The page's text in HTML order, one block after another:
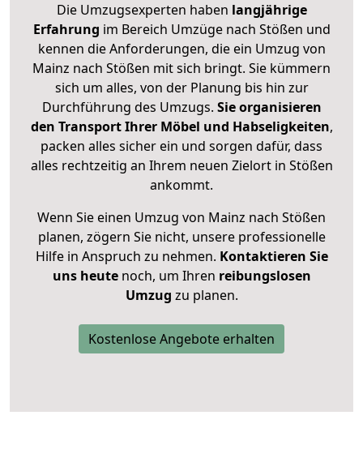
Die Umzugsexperten haben langjährige
Erfahrung im Bereich Umzüge nach Stößen und
kennen die Anforderungen, die ein Umzug von
Mainz nach Stößen mit sich bringt. Sie kümmern
sich um alles, von der Planung bis hin zur
Durchführung des Umzugs. Sie organisieren
den Transport Ihrer Möbel und Habseligkeiten,
packen alles sicher ein und sorgen dafür, dass
alles rechtzeitig an Ihrem neuen Zielort in Stößen
ankommt.
Wenn Sie einen Umzug von Mainz nach Stößen
planen, zögern Sie nicht, unsere professionelle
Hilfe in Anspruch zu nehmen. Kontaktieren Sie
uns heutenoch, um Ihren reibungslosen
Umzug zu planen.
Kostenlose Angebote erhalten